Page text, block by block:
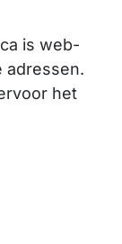
is web-
adressen.
het